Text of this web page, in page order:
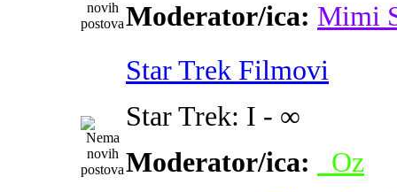
Moderator/ica: Mimi
Star Trek Filmovi
Star Trek: I - ∞
Moderator/ica:
_Oz